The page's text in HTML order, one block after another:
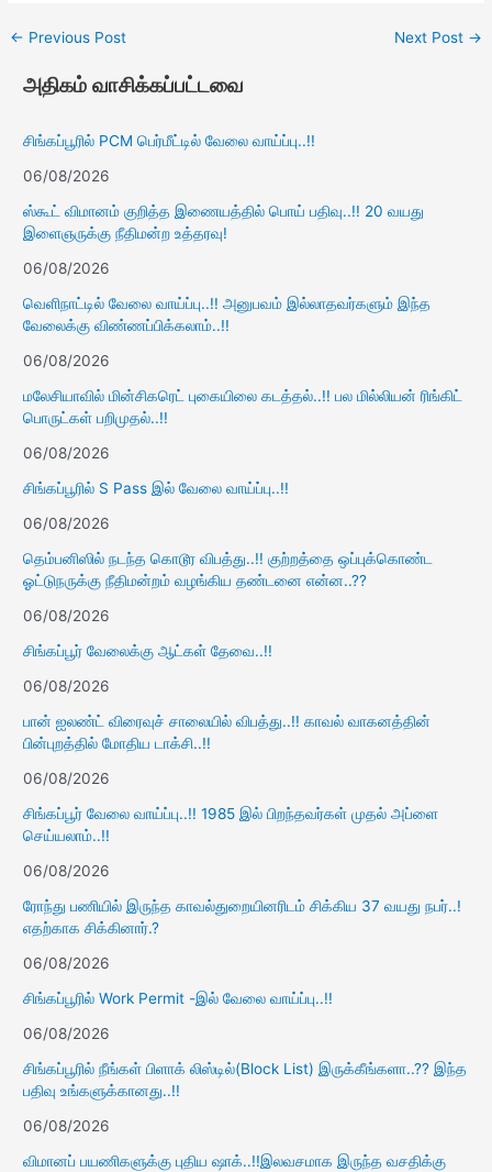
← Previous Post Next Post →
அதிகம் வாசிக்கப்பட்டவை
சிங்கப்பூரில் PCM பெர்மீட்டில் வேலை வாய்ப்பு..!!
06/08/2026
ஸ்கூட் விமானம் குறித்த இணையத்தில் பொய் பதிவு..!! 20 வயது
இளைஞருக்கு நீதிமன்ற உத்தரவு!
06/08/2026
வெளிநாட்டில் வேலை வாய்ப்பு..!! அனுபவம் இல்லாதவர்களும் இந்த
வேலைக்கு விண்ணப்பிக்கலாம்..!!
06/08/2026
மலேசியாவில் மின்சிகரெட் புகையிலை கடத்தல்..!! பல மில்லியன் ரிங்கிட்
பொருட்கள் பறிமுதல்..!!
06/08/2026
சிங்கப்பூரில் S Pass இல் வேலை வாய்ப்பு..!!
06/08/2026
தெம்பனிஸில் நடந்த கொடூர விபத்து..!! குற்றத்தை ஒப்புக்கொண்ட
ஓட்டுநருக்கு நீதிமன்றம் வழங்கிய தண்டனை என்ன..??
06/08/2026
சிங்கப்பூர் வேலைக்கு ஆட்கள் தேவை..!!
06/08/2026
பான் ஐலண்ட் விரைவுச் சாலையில் விபத்து..!! காவல் வாகனத்தின்
பின்புறத்தில் மோதிய டாக்சி..!!
06/08/2026
சிங்கப்பூர் வேலை வாய்ப்பு..!! 1985 இல் பிறந்தவர்கள் முதல் அப்ளை
செய்யலாம்..!!
06/08/2026
ரோந்து பணியில் இருந்த காவல்துறையினரிடம் சிக்கிய 37 வயது நபர்..!
எதற்காக சிக்கினார்.?
06/08/2026
சிங்கப்பூரில் Work Permit -இல் வேலை வாய்ப்பு..!!
06/08/2026
சிங்கப்பூரில் நீங்கள் பிளாக் லிஸ்டில்(Block List) இருக்கீங்களா..?? இந்த
பதிவு உங்களுக்கானது..!!
06/08/2026
விமானப் பயணிகளுக்கு புதிய ஷாக்..!!இலவசமாக இருந்த வசதிக்கு